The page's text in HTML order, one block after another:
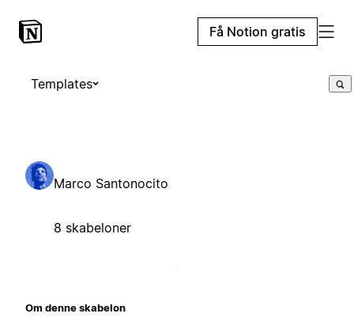
Få Notion gratis
Templates
Marco Santonocito
8 skabeloner
Om denne skabelon